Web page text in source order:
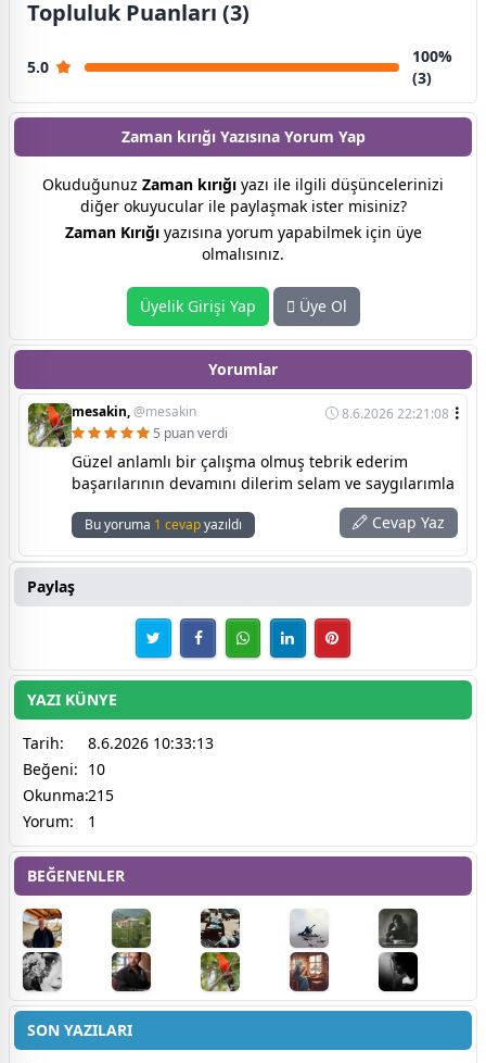
Topluluk Puanları (3)
5.0
100%
(3)
Zaman kırığı Yazısına Yorum Yap
Okuduğunuz Zaman kırığı yazı ile ilgili düşüncelerinizi
diğer okuyucular ile paylaşmak ister misiniz?
Zaman Kırığıyazısına yorum yapabilmek için üye
olmalısınız.
Üyelik Girişi Yap Üye Ol
Yorumlar
mesakin,@mesakin
8.6.2026 22:21:08
5 puan verdi
Güzel anlamlı bir çalışma olmuş tebrik ederim
başarılarının devamını dilerim selam ve saygılarımla
Bu yoruma 1 cevapyazıldı Cevap Yaz
Paylaş
YAZI KÜNYE
Tarih:
8.6.2026 10:33:13
Beğeni: 10
Okunma:215
Yorum:
1
BEĞENENLER
SON YAZILARI